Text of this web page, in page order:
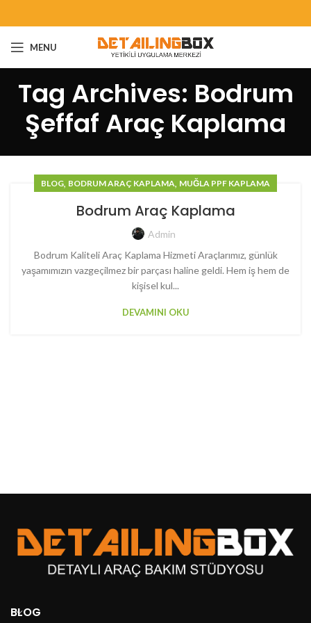
MENU
Tag Archives: Bodrum
Şeffaf Araç Kaplama
BLOG, BODRUM ARAÇ KAPLAMA, MUĞLA PPF KAPLAMA
Bodrum Araç Kaplama
Admin
Bodrum Kaliteli Araç Kaplama Hizmeti Araçlarımız, günlük
yaşamımızın vazgeçilmez bir parçası haline geldi. Hem iş hem de
kişisel kul...
DEVAMINI OKU
BLOG